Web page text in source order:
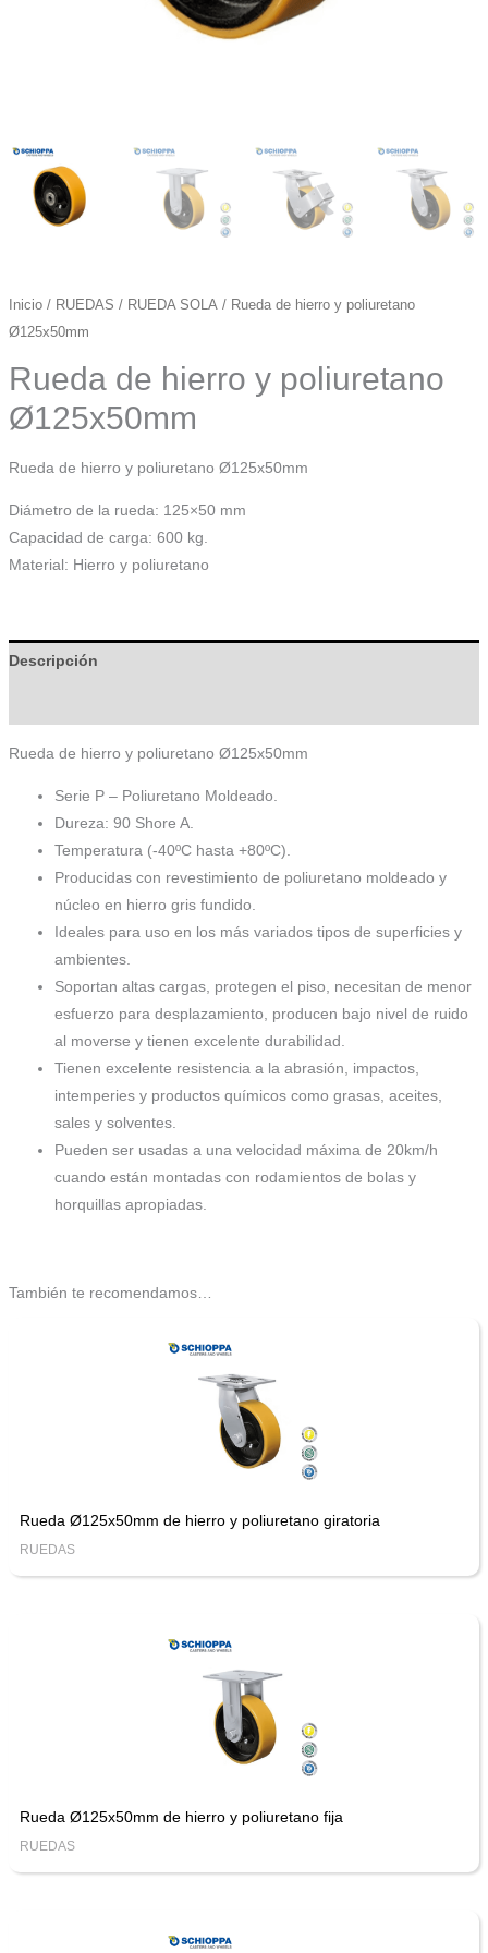
Inicio/ RUEDAS / RUEDA SOLA/ Rueda de hierro y poliuretano
Ø125x50mm
Rueda de hierro y poliuretano
Ø125x50mm
Rueda de hierro y poliuretano Ø125x50mm
Diámetro de la rueda: 125×50 mm
Capacidad de carga: 600 kg.
Material: Hierro y poliuretano
Descripción
Rueda de hierro y poliuretano Ø125x50mm
Serie P – Poliuretano Moldeado.
Dureza: 90 Shore A.
Temperatura (-40ºC hasta +80ºC).
Producidas con revestimiento de poliuretano moldeado y
núcleo en hierro gris fundido.
Ideales para uso en los más variados tipos de superficies y
ambientes.
Soportan altas cargas, protegen el piso, necesitan de menor
esfuerzo para desplazamiento, producen bajo nivel de ruido
al moverse y tienen excelente durabilidad.
Tienen excelente resistencia a la abrasión, impactos,
intemperies y productos químicos como grasas, aceites,
sales y solventes.
Pueden ser usadas a una velocidad máxima de 20km/h
cuando están montadas con rodamientos de bolas y
horquillas apropiadas.
También te recomendamos…
Rueda Ø125x50mm de hierro y poliuretano giratoria
RUEDAS
Rueda Ø125x50mm de hierro y poliuretano fija
RUEDAS